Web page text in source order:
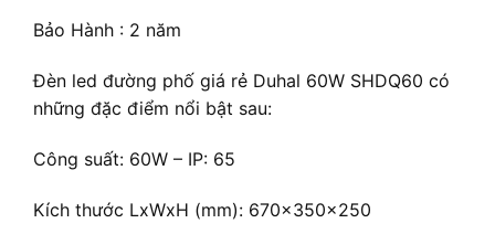
Bảo Hành : 2 năm
Đèn led đường phố giá rẻ Duhal 60W SHDQ60 có
những đặc điểm nổi bật sau:
Công suất: 60W – IP: 65
Kích thước LxWxH (mm): 670x350x250